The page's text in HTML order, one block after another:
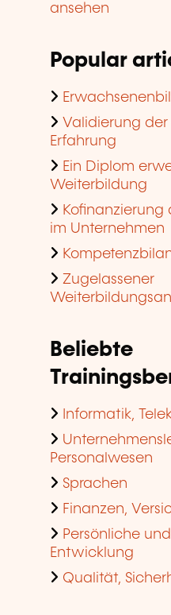
ansehen
Popular
Validierung
Erfahrung
Ein Diplom
Weiterbildung
im Unternehmen
Zugelassener
Beliebte
Informatik,
Personalwesen
Sprachen
Finanzen,
Persönliche
Entwicklung
Qualität,